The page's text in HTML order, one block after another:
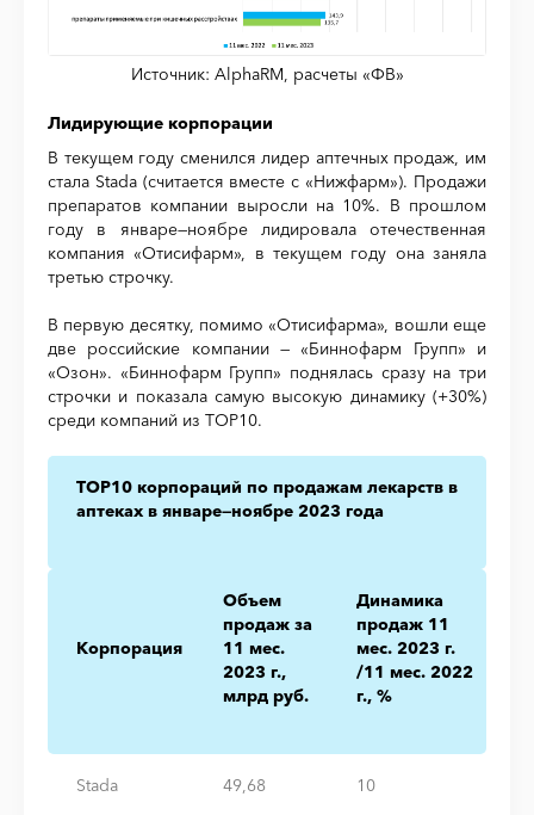
Источник: AlphaRM, расчеты «ФВ»
Лидирующие корпорации
В текущем году сменился лидер аптечных продаж, им
стала Stada (считается вместе с «Нижфарм»). Продажи
препаратов компании выросли на 10%. В прошлом
году в январе—ноябре лидировала отечественная
компания «Отисифарм», в текущем году она заняла
третью строчку.
В первую десятку, помимо «Отисифарма», вошли еще
две российские компании — «Биннофарм Групп» и
«Озон». «Биннофарм Групп» поднялась сразу на три
строчки и показала самую высокую динамику (+30%)
среди компаний из TOP10.
TOP10 корпораций по продажам лекарств в
аптеках в январе—ноябре 2023 года
Корпорация
Объем
продаж за
11 мес.
2023 г.,
млрд руб.
Динамика
продаж 11
мес. 2023 г.
/11 мес. 2022
г., %
Stada 49,68 10